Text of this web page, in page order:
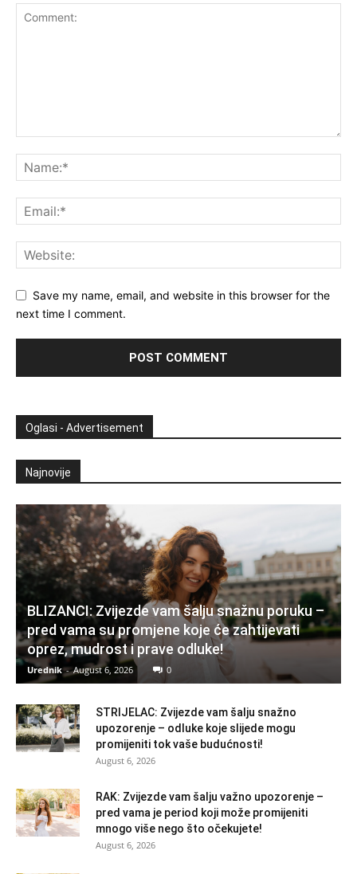
Save my name, email, and website in this browser for the
next time I comment.
Oglasi - Advertisement
Najnovije
BLIZANCI: Zvijezde vam šalju snažnu poruku –
pred vama su promjene koje će zahtijevati
oprez, mudrost i prave odluke!
Urednik - August 6, 2026 0
STRIJELAC: Zvijezde vam šalju snažno
upozorenje – odluke koje slijede mogu
promijeniti tok vaše budućnosti!
August 6, 2026
RAK: Zvijezde vam šalju važno upozorenje –
pred vama je period koji može promijeniti
mnogo više nego što očekujete!
August 6, 2026